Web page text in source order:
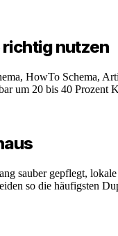
richtig nutzen
HowTo Schema,
um 20 bis 40 Prozent
sauber gepflegt,
so die häufigsten